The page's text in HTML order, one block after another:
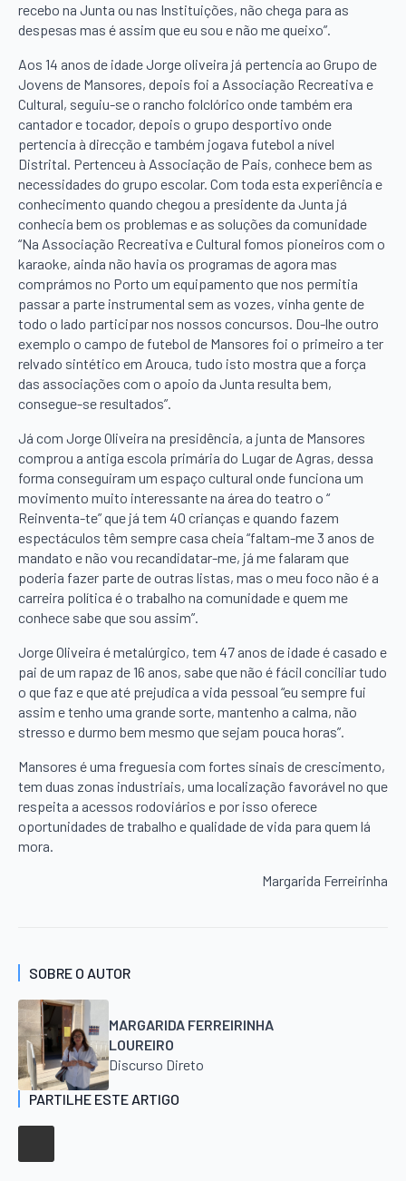
recebo na Junta ou nas Instituições, não chega para as
despesas mas é assim que eu sou e não me queixo”.
Aos 14 anos de idade Jorge oliveira já pertencia ao Grupo de
Jovens de Mansores, depois foi a Associação Recreativa e
Cultural, seguiu-se o rancho folclórico onde também era
cantador e tocador, depois o grupo desportivo onde
pertencia à direcção e também jogava futebol a nível
Distrital. Pertenceu à Associação de Pais, conhece bem as
necessidades do grupo escolar. Com toda esta experiência e
conhecimento quando chegou a presidente da Junta já
conhecia bem os problemas e as soluções da comunidade
“Na Associação Recreativa e Cultural fomos pioneiros com o
karaoke, ainda não havia os programas de agora mas
comprámos no Porto um equipamento que nos permitia
passar a parte instrumental sem as vozes, vinha gente de
todo o lado participar nos nossos concursos. Dou-lhe outro
exemplo o campo de futebol de Mansores foi o primeiro a ter
relvado sintético em Arouca, tudo isto mostra que a força
das associações com o apoio da Junta resulta bem,
consegue-se resultados”.
Já com Jorge Oliveira na presidência, a junta de Mansores
comprou a antiga escola primária do Lugar de Agras, dessa
forma conseguiram um espaço cultural onde funciona um
movimento muito interessante na área do teatro o “
Reinventa-te” que já tem 40 crianças e quando fazem
espectáculos têm sempre casa cheia “faltam-me 3 anos de
mandato e não vou recandidatar-me, já me falaram que
poderia fazer parte de outras listas, mas o meu foco não é a
carreira política é o trabalho na comunidade e quem me
conhece sabe que sou assim”.
Jorge Oliveira é metalúrgico, tem 47 anos de idade é casado e
pai de um rapaz de 16 anos, sabe que não é fácil conciliar tudo
o que faz e que até prejudica a vida pessoal “eu sempre fui
assim e tenho uma grande sorte, mantenho a calma, não
stresso e durmo bem mesmo que sejam pouca horas”.
Mansores é uma freguesia com fortes sinais de crescimento,
tem duas zonas industriais, uma localização favorável no que
respeita a acessos rodoviários e por isso oferece
oportunidades de trabalho e qualidade de vida para quem lá
mora.
Margarida Ferreirinha
SOBRE O AUTOR
MARGARIDA FERREIRINHA
LOUREIRO
Discurso Direto
PARTILHE ESTE ARTIGO